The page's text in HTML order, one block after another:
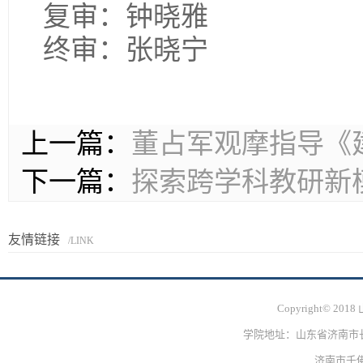
复审：钟晓雅
终审：张晓宁
上一篇： 董占军观摩指导
下一篇： 探索跨学科教研新
友情链接 /LINK
Copyright© 2018
学院地址：山东省济南
济南市千